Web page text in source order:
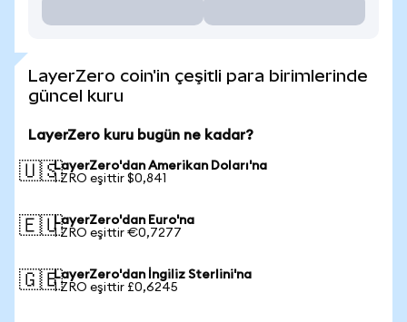
LayerZero coin'in çeşitli para birimlerinde
güncel kuru
LayerZero kuru bugün ne kadar?
🇺🇸LayerZero'dan Amerikan Doları'na
1 ZRO eşittir $0,841
🇪🇺LayerZero'dan Euro'na
1 ZRO eşittir €0,7277
🇬🇧LayerZero'dan İngiliz Sterlini'na
1 ZRO eşittir £0,6245